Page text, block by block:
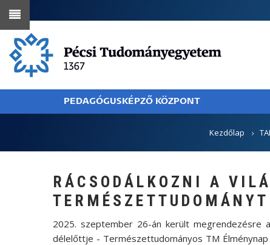
Ugrás
tartalomra
PEDAGÓGUSKÉPZŐ KÖZPONT
Kezdőlap
RÁCSODÁLKOZNI A
2025. szeptember 26-án került megrendezésre
délelőttje - Természettudományos TM